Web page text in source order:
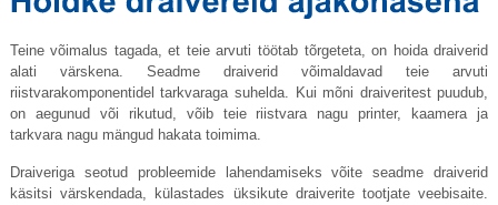
Teine võimalus tagada, et teie arvuti töötab tõrgeteta, on hoida draiverid
alati värskena. Seadme draiverid võimaldavad teie arvuti
riistvarakomponentidel tarkvaraga suhelda. Kui mõni draiveritest puudub,
on aegunud või rikutud, võib teie riistvara nagu printer, kaamera ja
tarkvara nagu mängud hakata toimima.
Draiveriga seotud probleemide lahendamiseks võite seadme draiverid
käsitsi värskendada, külastades üksikute draiverite tootjate veebisaite.